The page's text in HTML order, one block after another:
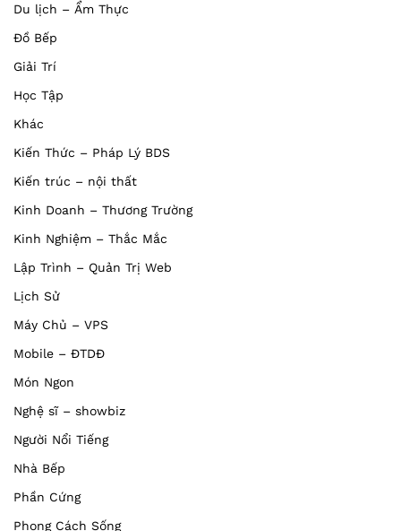
Du lịch – Ẩm Thực
Đồ Bếp
Giải Trí
Học Tập
Khác
Kiến Thức – Pháp Lý BDS
Kiến trúc – nội thất
Kinh Doanh – Thương Trường
Kinh Nghiệm – Thắc Mắc
Lập Trình – Quản Trị Web
Lịch Sử
Máy Chủ – VPS
Mobile – ĐTDĐ
Món Ngon
Nghệ sĩ – showbiz
Người Nổi Tiếng
Nhà Bếp
Phần Cứng
Phong Cách Sống